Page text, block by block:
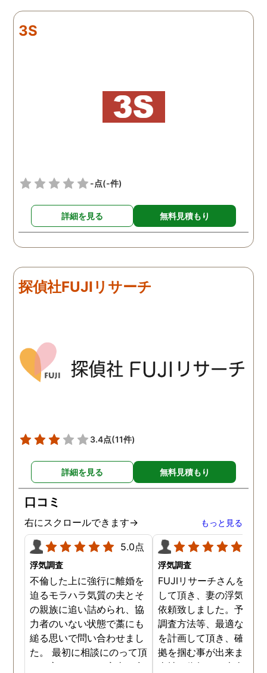
丁寧で報告内容もわかりや
く、むしろ期待以上に細
3S
-点(-件)
詳細を見る 無料見積もり
探偵社FUJIリサーチ
3.4点(11件)
詳細を見る 無料見積もり
口コミ
右にスクロールできます→ もっと見る
5.0点
浮気調査
不倫した上に強行に離婚を
迫るモラハラ気質の夫とそ
の親族に追い詰められ、協
力者のいない状態で藁にも
縋る思いで問い合わせまし
た。 最初に相談にのって頂
いた方も、とても率直に意
浮気調査
FUJIリサーチさんをご紹
して頂き、妻の浮気調査
依頼致しました。予算か
調査方法等、最適なやり
を計画して頂き、確実な
拠を掴む事が出来ました
当社に依頼して本当に良